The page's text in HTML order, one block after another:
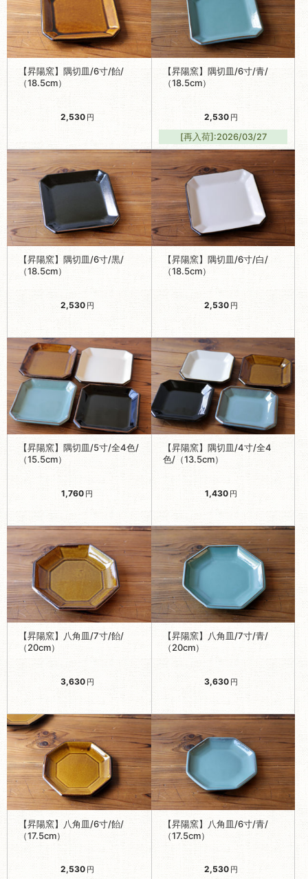
【昇陽窯】隅切皿/6寸/飴/
（18.5cm）
2,530 円
【昇陽窯】隅切皿/6寸/青/
（18.5cm）
2,530 円
[再入荷]:2026/03/27
【昇陽窯】隅切皿/6寸/黒/
（18.5cm）
2,530 円
【昇陽窯】隅切皿/6寸/白/
（18.5cm）
2,530 円
【昇陽窯】隅切皿/5寸/全4色/
（15.5cm）
1,760 円
【昇陽窯】隅切皿/4寸/全4
色/（13.5cm）
1,430 円
【昇陽窯】八角皿/7寸/飴/
（20cm）
3,630 円
【昇陽窯】八角皿/7寸/青/
（20cm）
3,630 円
【昇陽窯】八角皿/6寸/飴/
（17.5cm）
2,530 円
【昇陽窯】八角皿/6寸/青/
（17.5cm）
2,530 円